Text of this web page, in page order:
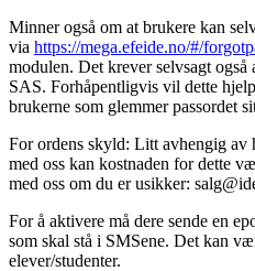
Minner også om at brukere kan
via https://mega.efeide.no/#/
modulen. Det krever selvsagt
SAS. Forhåpentligvis vil dette
brukerne som glemmer passordet
For ordens skyld: Litt avhengig av
med oss kan kostnaden for dette
med oss om du er usikker:
For å aktivere må dere sende en
som skal stå i SMSene. Det kan
elever/studenter.